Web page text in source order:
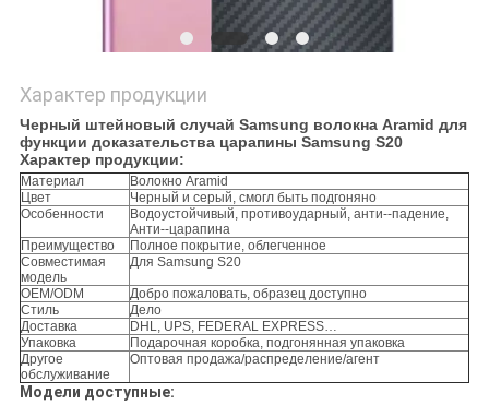
Характер продукции
Черный штейновый случай Samsung волокна Aramid для
функции доказательства царапины Samsung S20
Характер продукции:
Материал
Волокно Aramid
Цвет
Черный и серый, смогл быть подгоняно
Особенности
Водоустойчивый, противоударный, анти--падение,
Анти--царапина
Преимущество
Полное покрытие, облегченное
Совместимая
модель
Для Samsung S20
OEM/ODM
Добро пожаловать, образец доступно
Стиль
Дело
Доставка
DHL, UPS, FEDERAL EXPRESS…
Упаковка
Подарочная коробка, подгонянная упаковка
Другое
обслуживание
Оптовая продажа/распределение/агент
Модели доступные: